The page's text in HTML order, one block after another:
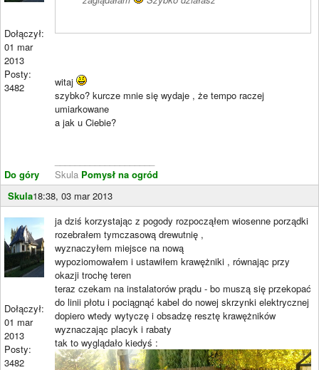
Dołączył:
01 mar
2013
Posty:
3482
Do góry
witaj
szybko? kurcze mnie się wydaje , że tempo raczej
umiarkowane
a jak u Ciebie?
Skula Pomysł na ogród
Skula18:38, 03 mar 2013
Dołączył:
01 mar
2013
Posty:
3482
ja dziś korzystając z pogody rozpocząłem wiosenne porządki
rozebrałem tymczasową drewutnię ,
wyznaczyłem miejsce na nową
wypoziomowałem i ustawiłem krawężniki , równając przy
okazji trochę teren
teraz czekam na instalatorów prądu - bo muszą się przekopać
do linii płotu i pociągnąć kabel do nowej skrzynki elektrycznej
dopiero wtedy wytyczę i obsadzę resztę krawężników
wyznaczając placyk i rabaty
tak to wyglądało kiedyś :